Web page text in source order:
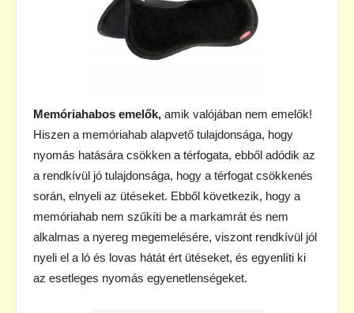
Memóriahabos emelők, amik valójában nem emelők!
Hiszen a memóriahab alapvető tulajdonsága, hogy
nyomás hatására csökken a térfogata, ebből adódik az
a rendkívül jó tulajdonsága, hogy a térfogat csökkenés
során, elnyeli az ütéseket. Ebből következik, hogy a
memóriahab nem szűkíti be a markamrát és nem
alkalmas a nyereg megemelésére, viszont rendkívül jól
nyeli el a ló és lovas hátát ért ütéseket, és egyenlíti ki
az esetleges nyomás egyenetlenségeket.